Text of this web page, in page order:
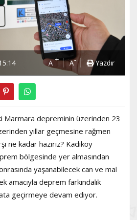
A + A- Yazdır
Marmara depreminin üzerinden 23
yıllar geçmesine rağmen
ne kadar hazırız? Kadıköy
bölgesinde yer almasından
yaşanabilecek can ve mal
amacıyla deprem farkındalık
geçirmeye devam ediyor.